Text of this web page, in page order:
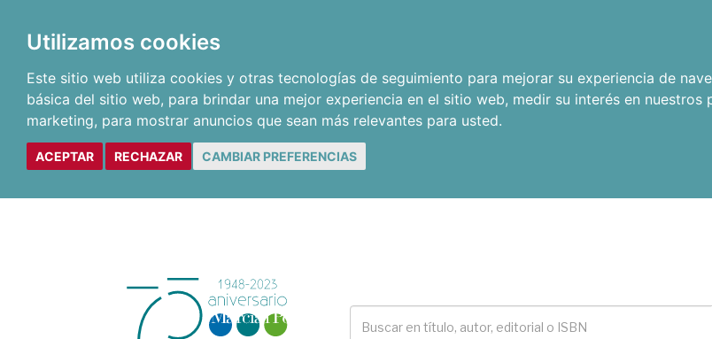
Utilizamos cookies
Este sitio web utiliza cookies y otras tecnologías de seguimiento para mejorar su experiencia de
básica del sitio web, para brindar una mejor experiencia en el sitio web, medir su interés en
marketing, para mostrar anuncios que sean más relevantes para usted.
ACEPTAR RECHAZAR CAMBIAR PREFERENCIAS